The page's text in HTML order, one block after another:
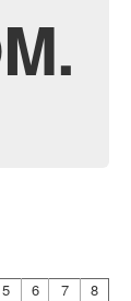
5 6 7
8